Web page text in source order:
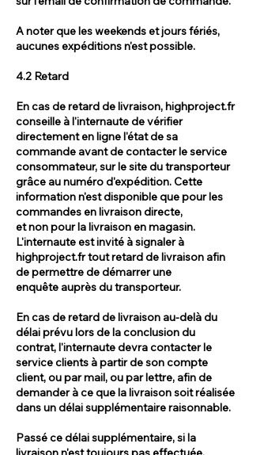
A noter que les weekends et jours fériés,
aucunes expéditions n'est possible.
4.2 Retard
En cas de retard de livraison, highproject.fr
conseille à l'internaute de vérifier
directement en ligne l'état de sa
commande avant de contacter le service
consommateur, sur le site du transporteur
grâce au numéro d'expédition. Cette
information n'est disponible que pour les
commandes en livraison directe,
et non pour la livraison en magasin.
L'internaute est invité à signaler à
highproject.fr tout retard de livraison afin
de permettre de démarrer une
enquête auprès du transporteur.
En cas de retard de livraison au-delà du
délai prévu lors de la conclusion du
contrat, l'internaute devra contacter le
service clients à partir de son compte
client, ou par mail, ou par lettre, afin de
demander à ce que la livraison soit réalisée
dans un délai supplémentaire raisonnable.
Passé ce délai supplémentaire, si la